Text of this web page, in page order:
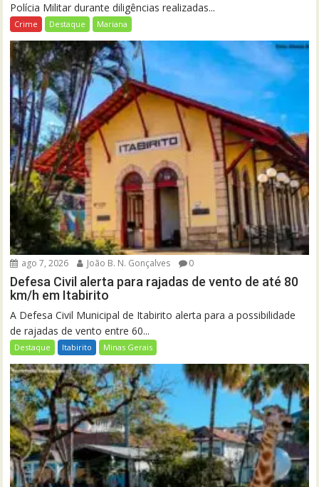
Polícia Militar durante diligências realizadas...
Crime Destaque Mariana
ago 7, 2026 João B. N. Gonçalves 0
Defesa Civil alerta para rajadas de vento de até 80
km/h em Itabirito
A Defesa Civil Municipal de Itabirito alerta para a possibilidade
de rajadas de vento entre 60...
Destaque Itabirito Minas Gerais